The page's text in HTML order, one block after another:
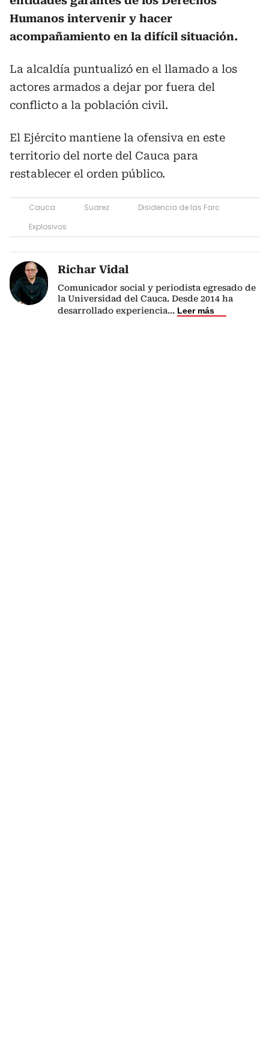
Humanos intervenir y hacer
acompañamiento en la difícil situación.
La alcaldía puntualizó en el llamado a los
actores armados a dejar por fuera del
conflicto a la población civil.
El Ejército mantiene la ofensiva en este
territorio del norte del Cauca para
restablecer el orden público.
Cauca Suarez
Disidencia de las Farc
Explosivos
Richar Vidal
Comunicador social y periodista egresado de
la Universidad del Cauca. Desde 2014 ha
desarrollado experiencia... Leer más